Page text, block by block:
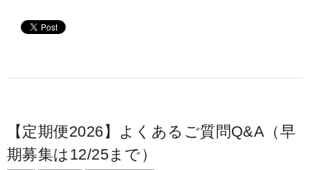
【定期便2026】よくあるご質問Q&A（早
期募集は12/25まで）